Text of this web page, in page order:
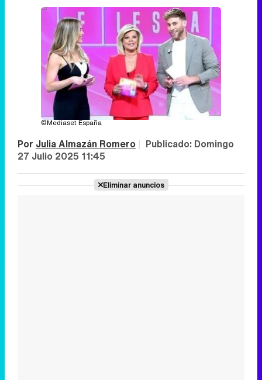
©Mediaset España
Por Julia Almazán Romero | Publicado: Domingo
27 Julio 2025 11:45
Eliminar anuncios